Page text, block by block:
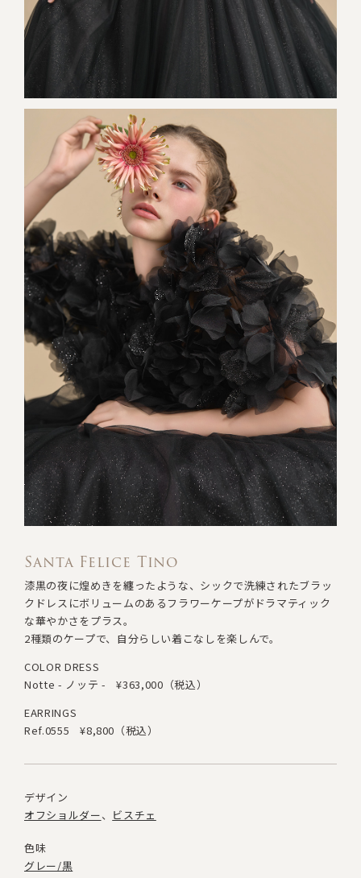
Santa Felice Tino
漆黒の夜に煌めきを纏ったような、シックで洗練されたブラッ
クドレスにボリュームのあるフラワーケープがドラマティック
な華やかさをプラス。
2種類のケープで、自分らしい着こなしを楽しんで。
COLOR DRESS
Notte - ノッテ -
¥363,000（税込）
EARRINGS
Ref.0555
¥8,800（税込）
デザイン
オフショルダー
ビスチェ
色味
グレー/黒